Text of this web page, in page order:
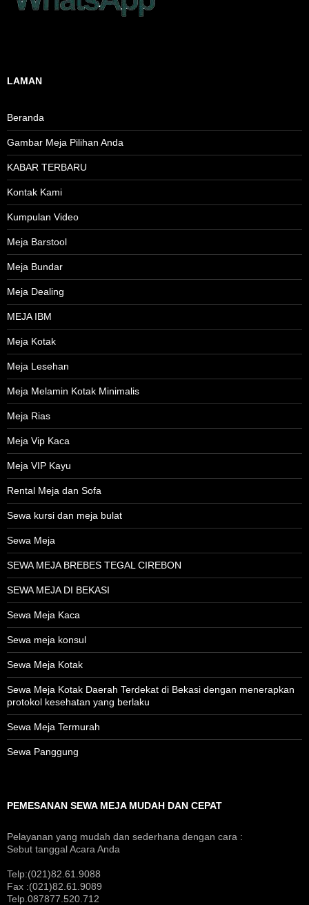
LAMAN
Beranda
Gambar Meja Pilihan Anda
KABAR TERBARU
Kontak Kami
Kumpulan Video
Meja Barstool
Meja Bundar
Meja Dealing
MEJA IBM
Meja Kotak
Meja Lesehan
Meja Melamin Kotak Minimalis
Meja Rias
Meja Vip Kaca
Meja VIP Kayu
Rental Meja dan Sofa
Sewa kursi dan meja bulat
Sewa Meja
SEWA MEJA BREBES TEGAL CIREBON
SEWA MEJA DI BEKASI
Sewa Meja Kaca
Sewa meja konsul
Sewa Meja Kotak
Sewa Meja Kotak Daerah Terdekat di Bekasi dengan menerapkan
protokol kesehatan yang berlaku
Sewa Meja Termurah
Sewa Panggung
PEMESANAN SEWA MEJA MUDAH DAN CEPAT
Pelayanan yang mudah dan sederhana dengan cara :
Sebut tanggal Acara Anda
Telp:(021)82.61.9088
Fax :(021)82.61.9089
Telp.087877.520.712